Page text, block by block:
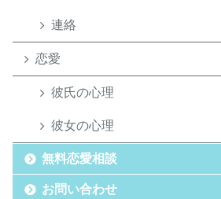
連絡
恋愛
彼氏の心理
彼女の心理
無料恋愛相談
お問い合わせ